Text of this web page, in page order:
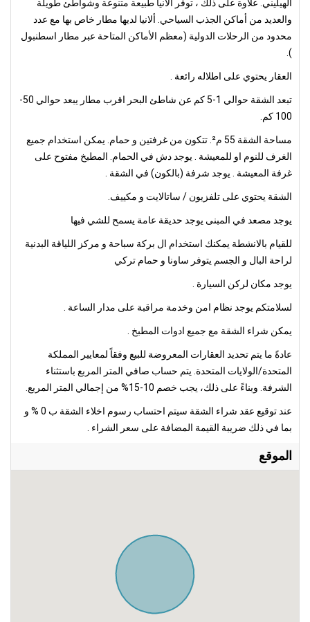
الهيليني. علاوة على ذلك ، توفر ألانيا طبيعة متنوعة وشواطئ طويلة
والعديد من أماكن الجذب السياحي. ألانيا لديها مطار خاص بها مع عدد
محدود من الرحلات الدولية (معظم الأماكن المتاحة عبر مطار اسطنبول
).
العقار يحتوي على اطلاله رائعة .
تبعد الشقة حوالي 1-5 كم عن شاطئ البحر اقرب مطار يبعد حوالي 50-
100 كم.
مساحة الشقة 55 م². تتكون من غرفتين و حمام. يمكن استخدام جميع
الغرف للنوم او للمعيشة . يوجد دش في الحمام. المطبخ مفتوح على
غرفة المعيشة . يوجد شرفة (بالكون) في الشقة .
الشقة يحتوي على تلفزيون / ساتالايت و مكييف.
يوجد مصعد في المبنى يوجد حديقة عامة يسمح للشي فيها
للقيام بالانشطة يمكنك استخدام ال بركة سباحة و مركز اللياقة البدنية
لراحة البال و الجسم يتوفر ساونا و حمام تركي
يوجد مكان لركن السيارة .
لسلامتكم يوجد نظام امن وخدمة مراقبة على مدار الساعة .
يمكن شراء الشقة مع جميع ادوات المطبخ .
عادةً ما يتم تحديد العقارات المعروضة للبيع وفقاً لمعايير المملكة
المتحدة/الولايات المتحدة. يتم حساب صافي المتر المربع باستثناء
الشرفة. وبناءً على ذلك، يجب خصم 10-15% من إجمالي المتر المربع.
عند توقيع عقد شراء الشقة سيتم احتساب رسوم اخلاء الشقة ب 0 % و
بما في ذلك ضريبة القيمة المضافة على سعر الشراء .
الموقع